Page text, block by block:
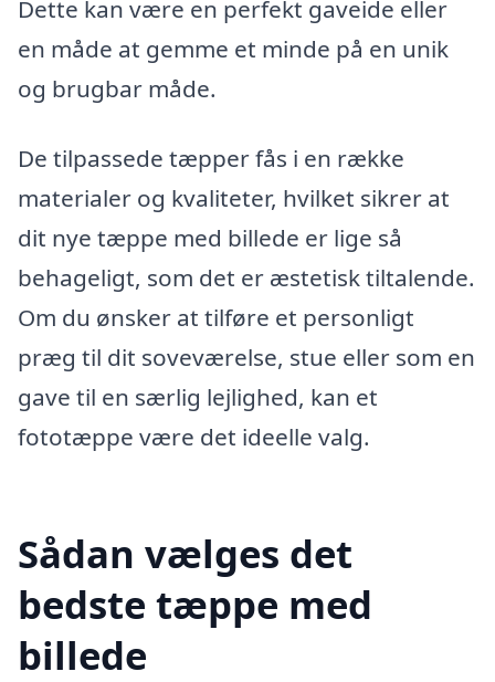
Dette kan være en perfekt gaveide eller
en måde at gemme et minde på en unik
og brugbar måde.
De tilpassede tæpper fås i en række
materialer og kvaliteter, hvilket sikrer at
dit nye tæppe med billede er lige så
behageligt, som det er æstetisk tiltalende.
Om du ønsker at tilføre et personligt
præg til dit soveværelse, stue eller som en
gave til en særlig lejlighed, kan et
fototæppe være det ideelle valg.
Sådan vælges det
bedste tæppe med
billede